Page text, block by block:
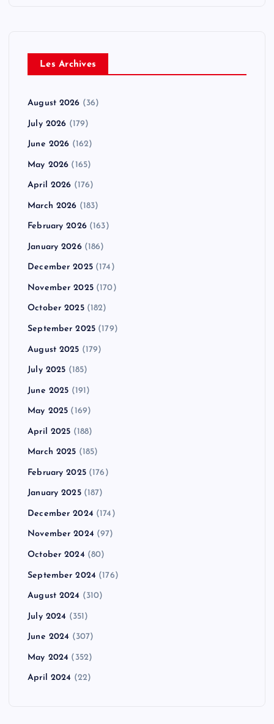
Les Archives
August 2026 (36)
July 2026 (179)
June 2026 (162)
May 2026 (165)
April 2026 (176)
March 2026 (183)
February 2026(163)
January 2026(186)
December 2025(174)
November 2025(170)
October 2025(182)
September 2025 (179)
August 2025 (179)
July 2025 (185)
June 2025 (191)
May 2025 (169)
April 2025 (188)
March 2025 (185)
February 2025(176)
January 2025(187)
December 2024 (174)
November 2024 (97)
October 2024 (80)
September 2024 (176)
August 2024 (310)
July 2024 (351)
June 2024 (307)
May 2024 (352)
April 2024 (22)